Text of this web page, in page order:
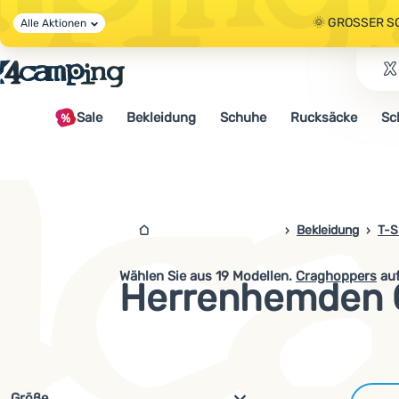
🌞 GROSSER
🤫 - 10 % AUF
🌞 GROSSER
Alle Aktionen
Sale Bekleidung Schuhe Rucksäcke
4campingshop.de
Bekleidung T-
Herrenhemden
Wählen Sie aus 19 Modellen. Craghoppers